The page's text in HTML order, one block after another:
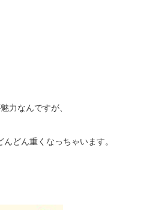
力なんですが、
んどん重くなっちゃいます。